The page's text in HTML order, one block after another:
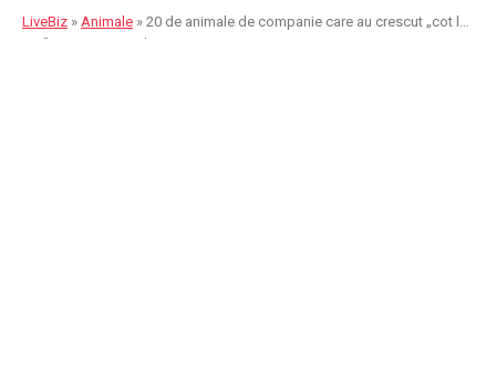
LiveBiz » Animale » 20 de animale de companie care au crescut „cot la
cot” cu proprietarii lor